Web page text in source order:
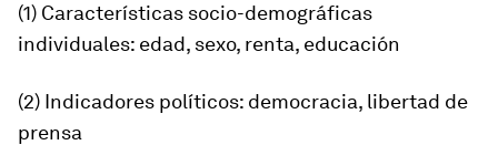
(1) Características socio-demográficas
individuales: edad, sexo, renta, educación
(2) Indicadores políticos: democracia, libertad de
prensa